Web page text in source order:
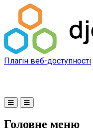
Плагін веб-доступності
Головне меню